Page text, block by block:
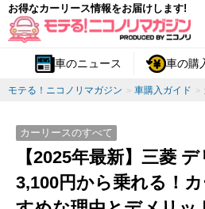
お得なカーリース情報をお届けします!
車のニュース 車の購
モテる！ニコノリマガジン 車購入ガイド
カーリースのすべて
【2025年最新】三菱
3,100円から乗れる！